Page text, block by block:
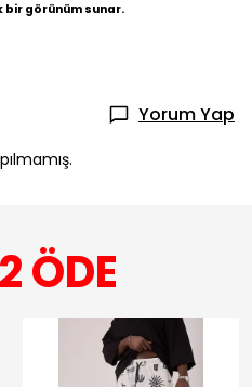
bir görünüm sunar.
Yorum Yap
ÖDE